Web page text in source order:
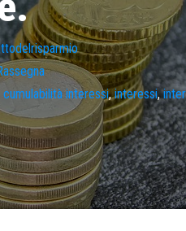
cumulabilità interessi,interessi,